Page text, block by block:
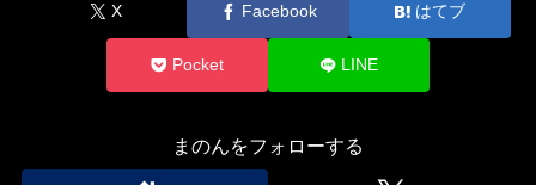
X Facebook はてブ
Pocket LINE
まのんをフォローする